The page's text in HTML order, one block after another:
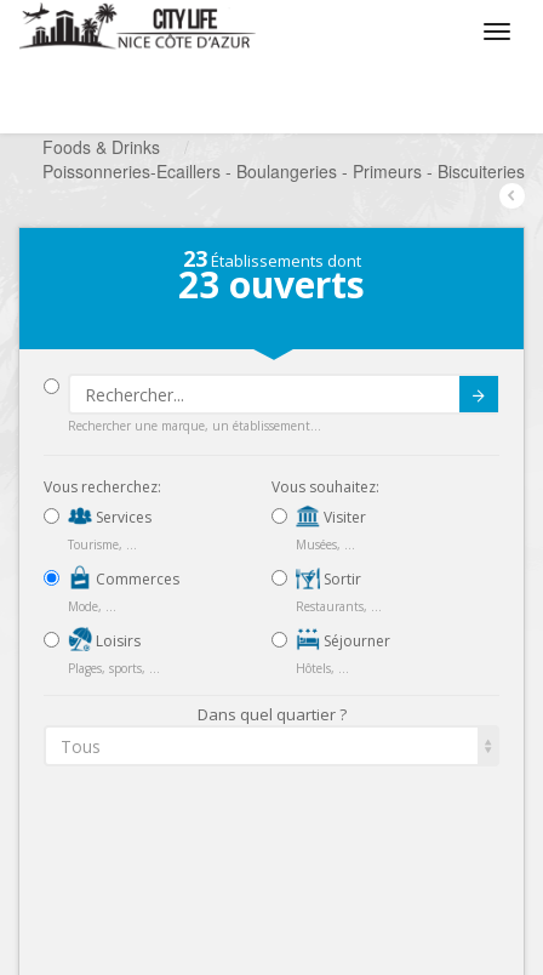
Foods & Drinks
/
Poissonneries-Ecaillers - Boulangeries - Primeurs - Biscuiteries
23Établissements dont
23 ouverts
Rechercher une marque, un établissement...
Vous recherchez:
Services
Tourisme, ...
Commerces
Mode, ...
Loisirs
Plages, sports, ...
Vous souhaitez:
Visiter
Musées, ...
Sortir
Restaurants, ...
Séjourner
Hôtels, ...
Dans quel quartier ?
Tous